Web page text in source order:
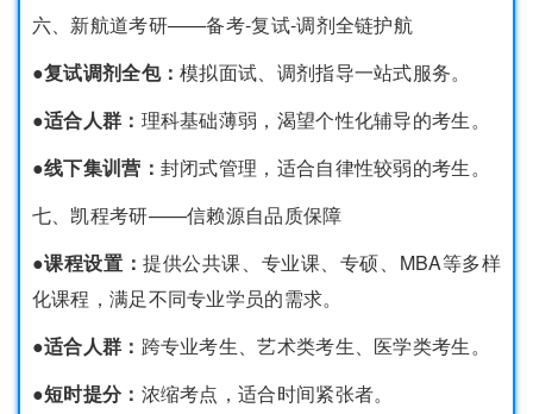
六、新航道考研——备考-复试-调剂全链护航
●复试调剂全包：模拟面试、调剂指导一站式服务。
●适合人群： 理科基础薄弱，渴望个性化辅导的考生。
●线下集训营： 封闭式管理，适合自律性较弱的考生。
七、凯程考研——信赖源自品质保障
●课程设置：提供公共课、专业课、专硕、MBA等多样
化课程，满足不同专业学员的需求。
●适合人群： 跨专业考生、艺术类考生、医学类考生。
●短时提分： 浓缩考点，适合时间紧张者。